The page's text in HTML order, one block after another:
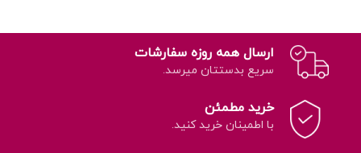
ارسال همه روزه سفارشات
سریع بدستتان میرسد.
خرید مطمئن
با اطمینان خرید کنید.